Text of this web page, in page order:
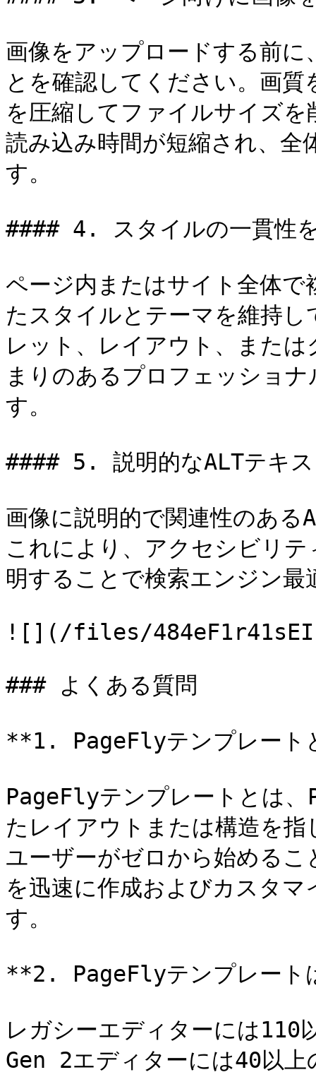
画像をアップロードする前
とを確認してください。画
を圧縮してファイルサイズ
読み込み時間が短縮され、全
す。
#### 4. スタイルの一貫性
ページ内またはサイト全体で
たスタイルとテーマを維持
レット、レイアウト、また
まりのあるプロフェッショ
す。
#### 5. 説明的なALTテキス
画像に説明的で関連性のある
これにより、アクセシビリ
明することで検索エンジン最
![](/files/
### よくある質問
**1. PageFlyテンプレート
PageFlyテンプレートとは
たレイアウトまたは構造を
ユーザーがゼロから始める
を迅速に作成およびカスタ
す。
**2. PageFlyテンプレート
レガシーエディターには110
Gen 2エディターには40以